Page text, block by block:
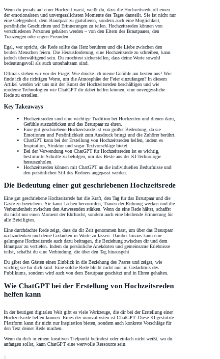
Wenn du jemals auf einer Hochzeit warst, weißt du, dass die Hochzeitsrede oft einen
der emotionalsten und unvergesslichsten Momente des Tages darstellt. Sie ist nicht nur
eine Gelegenheit, dem Brautpaar zu gratulieren, sondern auch eine Möglichkeit,
persönliche Geschichten und Erinnerungen zu teilen. Hochzeitsreden können von
verschiedenen Personen gehalten werden – von den Eltern des Brautpaares, den
Trauzeugen oder engen Freunden.
Egal, wer spricht, die Rede sollte das Herz berühren und die Liebe zwischen den
beiden Menschen feiern. Die Herausforderung, eine Hochzeitsrede zu schreiben, kann
jedoch überwältigend sein. Du möchtest sicherstellen, dass deine Worte sowohl
bedeutungsvoll als auch unterhaltsam sind.
Oftmals stehen wir vor der Frage: Wie drücke ich meine Gefühle am besten aus? Wie
finde ich die richtigen Worte, um die Atmosphäre der Feier einzufangen? In diesem
Artikel werden wir uns mit der Kunst der Hochzeitsreden beschäftigen und wie
moderne Technologien wie ChatGPT dir dabei helfen können, eine unvergessliche
Rede zu erstellen.
Key Takeaways
Hochzeitsreden sind eine wichtige Tradition bei Hochzeiten und dienen dazu,
Gefühle auszudrücken und das Brautpaar zu ehren.
Eine gut geschriebene Hochzeitsrede ist von großer Bedeutung, da sie
Emotionen und Persönlichkeit zum Ausdruck bringt und die Zuhörer berührt.
ChatGPT kann bei der Erstellung von Hochzeitsreden helfen, indem es
Inspiration, Struktur und sogar Textvorschläge bietet.
Bei der Verwendung von ChatGPT für Hochzeitsreden ist es wichtig,
bestimmte Schritte zu befolgen, um das Beste aus der KI-Technologie
herauszuholen.
Hochzeitsreden können mit ChatGPT an die individuellen Bedürfnisse und
den persönlichen Stil des Redners angepasst werden.
Die Bedeutung einer gut geschriebenen Hochzeitsrede
Eine gut geschriebene Hochzeitsrede hat die Kraft, den Tag für das Brautpaar und die
Gäste zu bereichern. Sie kann Lachen hervorrufen, Tränen der Rührung wecken und die
Verbundenheit zwischen den Anwesenden stärken. Wenn du eine Rede hältst, schaffst
du nicht nur einen Moment der Ehrfurcht, sondern auch eine bleibende Erinnerung für
alle Beteiligten.
Eine durchdachte Rede zeigt, dass du dir Zeit genommen hast, um über das Brautpaar
nachzudenken und deine Gedanken in Worte zu fassen. Darüber hinaus kann eine
gelungene Hochzeitsrede auch dazu beitragen, die Beziehung zwischen dir und dem
Brautpaar zu vertiefen. Indem du persönliche Anekdoten und gemeinsame Erlebnisse
teilst, schaffst du eine Verbindung, die über den Tag hinausgeht.
Du gibst den Gästen einen Einblick in die Beziehung des Paares und zeigst, wie
wichtig sie für dich sind. Eine solche Rede bleibt nicht nur im Gedächtnis des
Publikums, sondern wird auch von dem Brautpaar geschätzt und in Ehren gehalten.
Wie ChatGPT bei der Erstellung von Hochzeitsreden
helfen kann
In der heutigen digitalen Welt gibt es viele Werkzeuge, die dir bei der Erstellung einer
Hochzeitsrede helfen können. Eines der innovativsten ist ChatGPT. Diese KI-gestützte
Plattform kann dir nicht nur Inspiration bieten, sondern auch konkrete Vorschläge für
den Text deiner Rede machen.
Wenn du dich in einem kreativen Tiefpunkt befindest oder einfach nicht weißt, wo du
anfangen sollst, kann ChatGPT eine wertvolle Ressource sein.